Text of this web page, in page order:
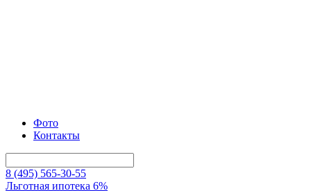
Фото
Контакты
8 (495) 565-30-55
Льготная ипотека 6%